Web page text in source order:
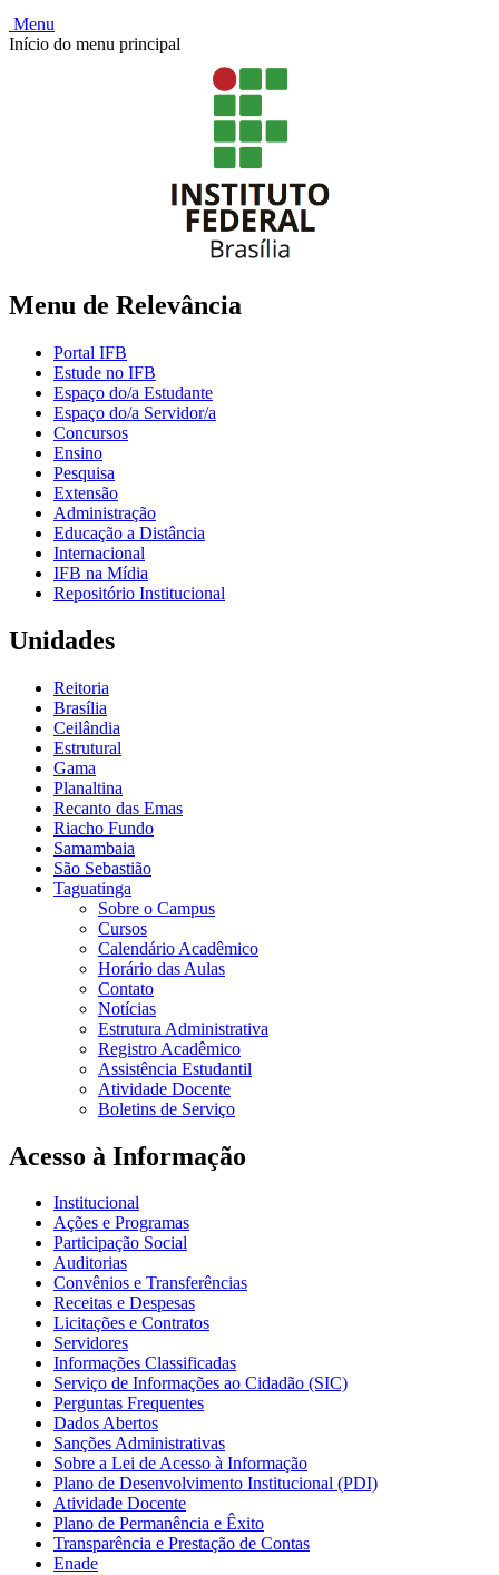
Menu
Início do menu principal
Menu de Relevância
Portal IFB
Estude no IFB
Espaço do/a Estudante
Espaço do/a Servidor/a
Concursos
Ensino
Pesquisa
Extensão
Administração
Educação a Distância
Internacional
IFB na Mídia
Repositório Institucional
Unidades
Reitoria
Brasília
Ceilândia
Estrutural
Gama
Planaltina
Recanto das Emas
Riacho Fundo
Samambaia
São Sebastião
Taguatinga
Sobre o Campus
Cursos
Calendário Acadêmico
Horário das Aulas
Contato
Notícias
Estrutura Administrativa
Registro Acadêmico
Assistência Estudantil
Atividade Docente
Boletins de Serviço
Acesso à Informação
Institucional
Ações e Programas
Participação Social
Auditorias
Convênios e Transferências
Receitas e Despesas
Licitações e Contratos
Servidores
Informações Classificadas
Serviço de Informações ao Cidadão (SIC)
Perguntas Frequentes
Dados Abertos
Sanções Administrativas
Sobre a Lei de Acesso à Informação
Plano de Desenvolvimento Institucional (PDI)
Atividade Docente
Plano de Permanência e Êxito
Transparência e Prestação de Contas
Enade